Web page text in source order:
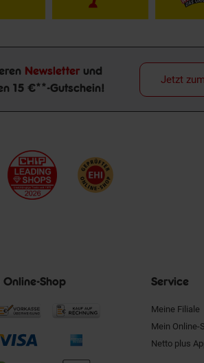
Anmeldung
Newsletter und
15 €**-Gutschein!
Jetzt
Shop Service
Meine Filiale
Mein Online-
Netto plus